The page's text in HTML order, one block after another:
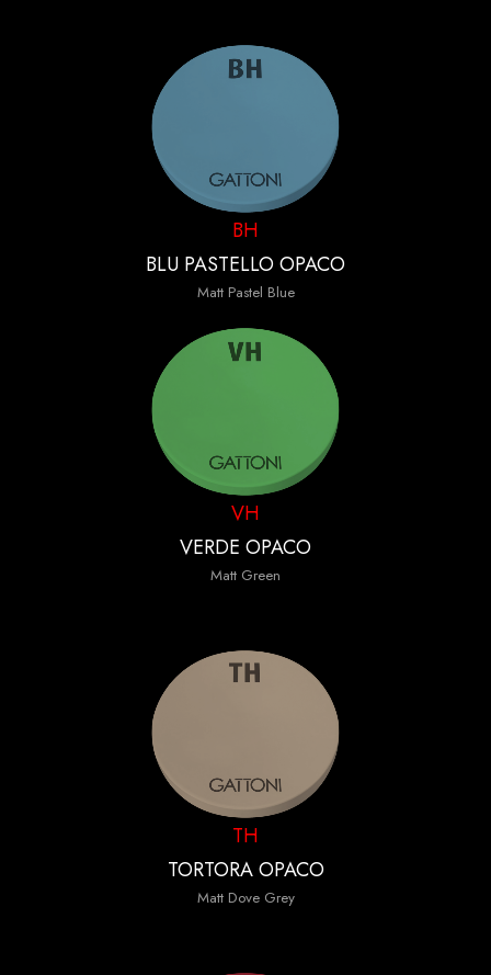
BH
BLU PASTELLO OPACO
Matt Pastel Blue
VH
VERDE OPACO
Matt Green
TH
TORTORA OPACO
Matt Dove Grey